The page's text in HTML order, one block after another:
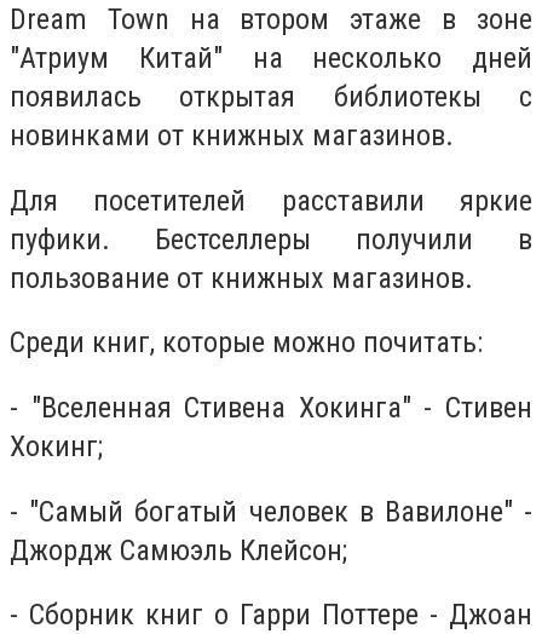
Dream Town на втором этаже в зоне
″Атриум Китай″ на несколько дней
появилась открытая библиотекы с
новинками от книжных магазинов.
Для посетителей расставили яркие
пуфики. Бестселлеры получили в
пользование от книжных магазинов.
Среди книг, которые можно почитать:
- ″Вселенная Стивена Хокинга″ - Стивен
Хокинг;
- ″Самый богатый человек в Вавилоне″ -
Джордж Самюэль Клейсон;
- Сборник книг о Гарри Поттере - Джоан